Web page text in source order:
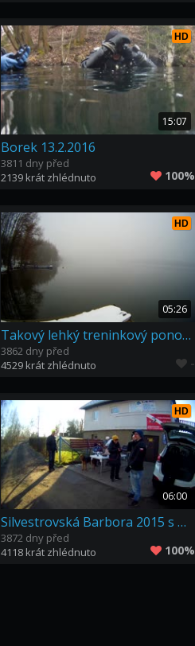
HD
15:07
Borek 13.2.2016
3811 dny před
2139 krát zhlédnuto
100%
HD
05:26
Takový lehký treninkový ponor na Barboře
3862 dny před
4529 krát zhlédnuto
-
HD
06:00
Silvestrovská Barbora 2015 s NEPTUNEDIVERS.cz
3872 dny před
4118 krát zhlédnuto
100%